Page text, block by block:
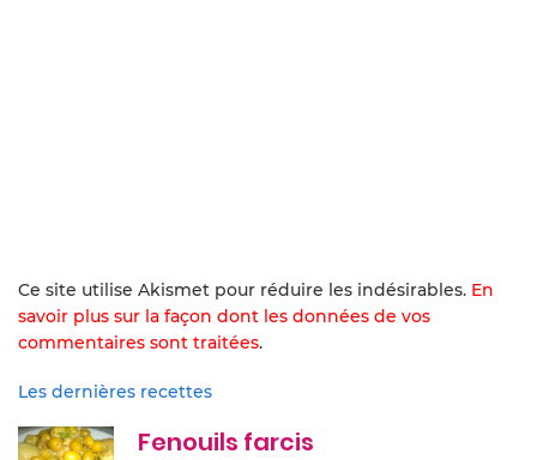
Ce site utilise Akismet pour réduire les indésirables. En
savoir plus sur la façon dont les données de vos
commentaires sont traitées.
Les dernières recettes
Fenouils farcis